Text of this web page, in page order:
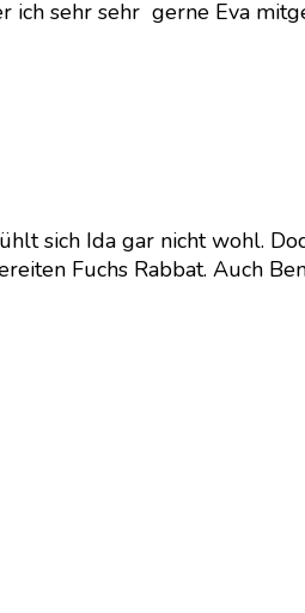
ich sehr sehr gerne Eva
sich Ida gar nicht wohl.
Fuchs Rabbat. Auch